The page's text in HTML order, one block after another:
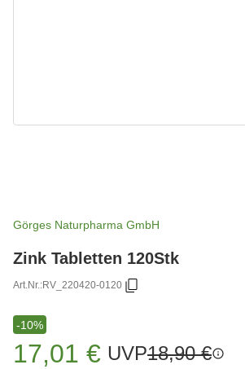
Görges Naturpharma GmbH
Zink Tabletten 120Stk
Art.Nr.:RV_220420-0120
-10%
17,01 € UVP18,90 €